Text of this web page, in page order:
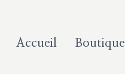
Accueil Boutique